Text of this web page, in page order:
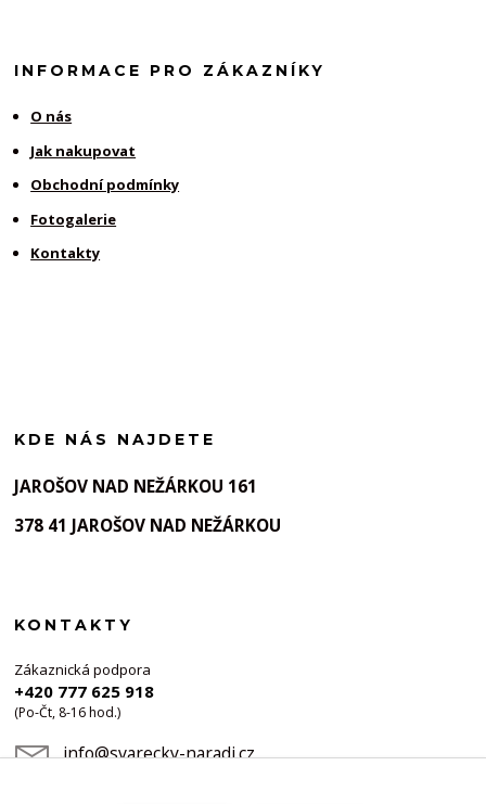
INFORMACE PRO ZÁKAZNÍKY
O nás
Jak nakupovat
Obchodní podmínky
Fotogalerie
Kontakty
KDE NÁS NAJDETE
JAROŠOV NAD NEŽÁRKOU 161
378 41 JAROŠOV NAD NEŽÁRKOU
KONTAKTY
Zákaznická podpora
+420 777 625 918
(Po-Čt, 8-16 hod.)
info@svarecky-naradi.cz